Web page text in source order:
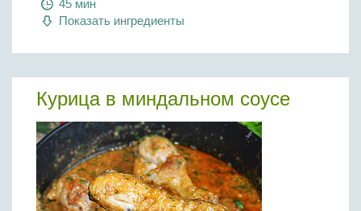
45 мин
Показать ингредиенты
Курица в миндальном соусе